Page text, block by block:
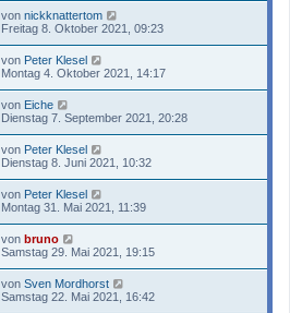
von nickknattertom
Freitag 8. Oktober 2021, 09:23
von Peter Klesel
Montag 4. Oktober 2021, 14:17
von Eiche
Dienstag 7. September 2021, 20:28
von Peter Klesel
Dienstag 8. Juni 2021, 10:32
von Peter Klesel
Montag 31. Mai 2021, 11:39
von bruno
Samstag 29. Mai 2021, 19:15
von Sven Mordhorst
Samstag 22. Mai 2021, 16:42